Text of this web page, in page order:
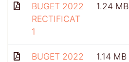
BUGET 2022
RECTIFICAT
1
1.24 MB
BUGET 2022
1.14 MB